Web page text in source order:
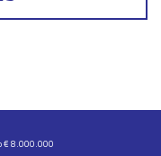
€ 8.000.000